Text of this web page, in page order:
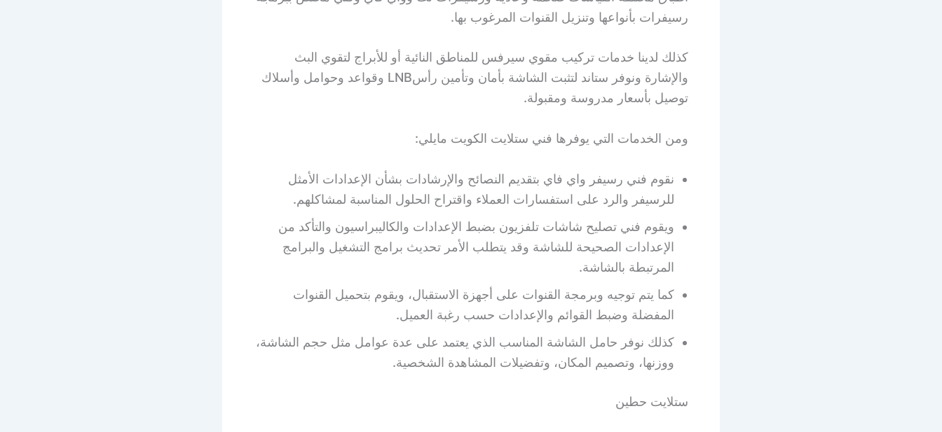
رسيفرات بأنواعها وتنزيل القنوات المرغوب بها.
كذلك لدينا خدمات تركيب مقوي سيرفس للمناطق النائية أو للأبراج لتقوي البث
والإشارة ونوفر ستاند لتثبت الشاشة بأمان وتأمين رأسLNB وقواعد وحوامل وأسلاك
توصيل بأسعار مدروسة ومقبولة.
ومن الخدمات التي يوفرها فني ستلايت الكويت مايلي:
نقوم فني رسيفر واي فاي بتقديم النصائح والإرشادات بشأن الإعدادات الأمثل
للرسيفر والرد على استفسارات العملاء واقتراح الحلول المناسبة لمشاكلهم.
ويقوم فني تصليح شاشات تلفزيون بضبط الإعدادات والكاليبراسيون والتأكد من
الإعدادات الصحيحة للشاشة وقد يتطلب الأمر تحديث برامج التشغيل والبرامج
المرتبطة بالشاشة.
كما يتم توجيه وبرمجة القنوات على أجهزة الاستقبال، ويقوم بتحميل القنوات
المفضلة وضبط القوائم والإعدادات حسب رغبة العميل.
كذلك نوفر حامل الشاشة المناسب الذي يعتمد على عدة عوامل مثل حجم الشاشة،
ووزنها، وتصميم المكان، وتفضيلات المشاهدة الشخصية.
ستلايت حطين